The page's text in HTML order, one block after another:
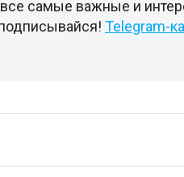
самые важные и
Telegram-